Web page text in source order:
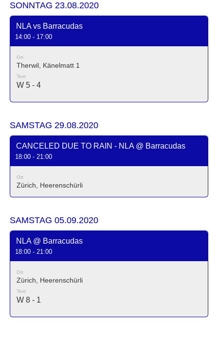
SONNTAG 23.08.2020
NLA vs Barracudas
14:00 - 17:00
Ort
Therwil, Känelmatt 1
Text
W 5 - 4
SAMSTAG 29.08.2020
CANCELED DUE TO RAIN - NLA @ Barracudas
18:00 - 21:00
Ort
Zürich, Heerenschürli
SAMSTAG 05.09.2020
NLA @ Barracudas
18:00 - 21:00
Ort
Zürich, Heerenschürli
Text
W 8 - 1